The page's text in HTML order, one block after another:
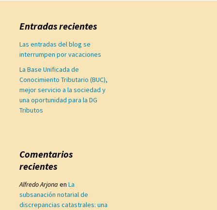
Entradas recientes
Las entradas del blog se
interrumpen por vacaciones
La Base Unificada de
Conocimiento Tributario (BUC),
mejor servicio a la sociedad y
una oportunidad para la DG
Tributos
Comentarios
recientes
Alfredo Arjona en La
subsanación notarial de
discrepancias catastrales: una